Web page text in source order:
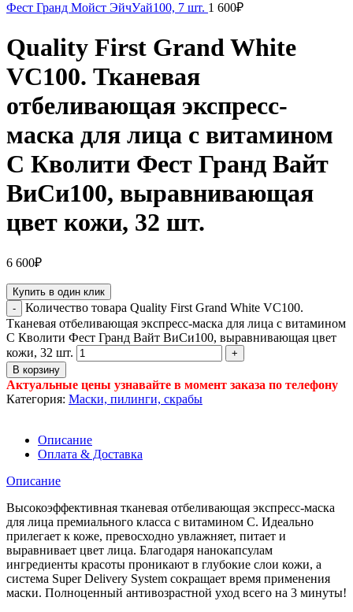
Фест Гранд Мойст ЭйчУай100, 7 шт. 1 600₽
Quality First Grand White
VC100. Тканевая
отбеливающая экспресс-
маска для лица с витамином
С Кволити Фест Гранд Вайт
ВиСи100, выравнивающая
цвет кожи, 32 шт.
6 600₽
Купить в один клик
Количество товара Quality First Grand White VC100.
Тканевая отбеливающая экспресс-маска для лица с витамином
С Кволити Фест Гранд Вайт ВиСи100, выравнивающая цвет
кожи, 32 шт.
В корзину
Актуальные цены узнавайте в момент заказа по телефону
Категория: Маски, пилинги, скрабы
Описание
Оплата & Доставка
Описание
Высокоэффективная тканевая отбеливающая экспресс-маска
для лица премиального класса с витамином С. Идеально
прилегает к коже, превосходно увлажняет, питает и
выравнивает цвет лица. Благодаря нанокапсулам
ингредиенты красоты проникают в глубокие слои кожи, а
система Super Delivery System сокращает время применения
маски. Полноценный антивозрастной уход всего на 3 минуты!